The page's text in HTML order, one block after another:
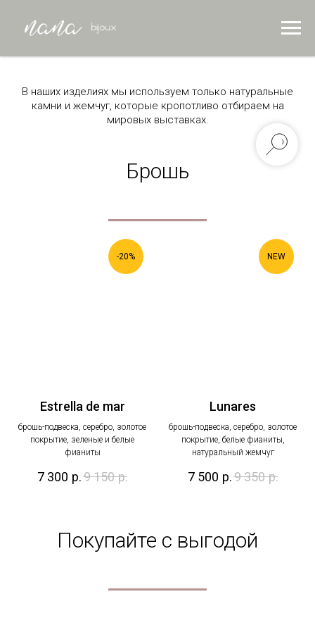
В наших изделиях мы используем только натуральные
камни и жемчуг, которые кропотливо отбираем на
мировых выставках.
Брошь
-20%
Estrella de mar
брошь-подвеска, серебро, золотое
покрытие, зеленые и белые
фианиты
7 300 р.9 150 р.
NEW
Lunares
брошь-подвеска, серебро, золотое
покрытие, белые фианиты,
натуральный жемчуг
7 500 р.9 350 р.
Покупайте с выгодой